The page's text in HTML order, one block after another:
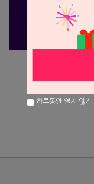
하루동안 열지 않기